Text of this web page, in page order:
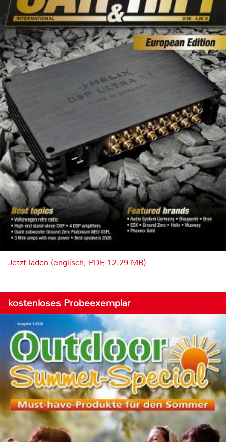
Jetzt laden (englisch, PDF, 12.29 MB)
kostenloses Probeexemplar